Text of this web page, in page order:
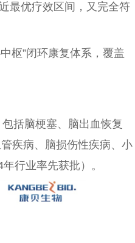
最优疗效区间，又完全符
枢”闭环康复体系，覆盖
括脑梗塞、脑出血恢复
疾病、脑损伤性疾病、小
行业率先获批）。